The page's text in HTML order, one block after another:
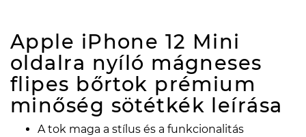
Apple iPhone 12 Mini
oldalra nyíló mágneses
flipes bőrtok prémium
minőség sötétkék leírása
A tok maga a stílus és a funkcionalitás